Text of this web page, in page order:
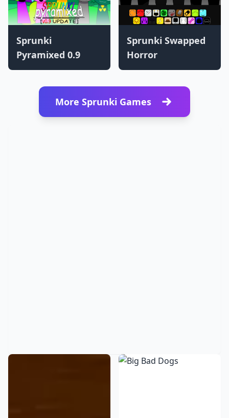
Sprunki
Pyramixed 0.9
Sprunki Swapped
Horror